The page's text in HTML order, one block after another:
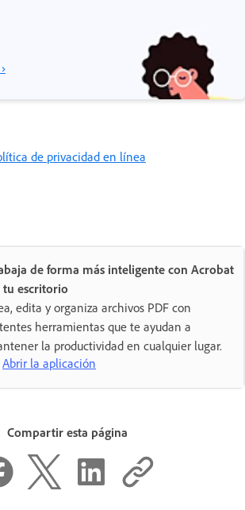
de privacidad en línea
de forma más inteligente con Acrobat
tu escritorio
edita y organiza archivos PDF con
herramientas que te ayudan a
la productividad en cualquier lugar.
Abrir la aplicación
Compartir esta página